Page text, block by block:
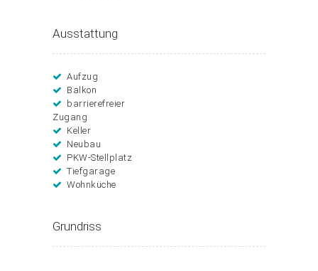
Ausstattung
Aufzug
Balkon
barrierefreier
Zugang
Keller
Neubau
PKW-Stellplatz
Tiefgarage
Wohnküche
Grundriss